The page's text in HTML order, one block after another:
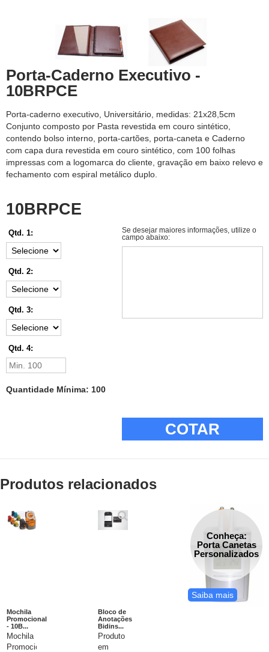
Porta-Caderno Executivo -
10BRPCE
Porta-caderno executivo, Universitário, medidas: 21x28,5cm
Conjunto composto por Pasta revestida em couro sintético,
contendo bolso interno, porta-cartões, porta-caneta e Caderno
com capa dura revestida em couro sintético, com 100 folhas
impressas com a logomarca do cliente, gravação em baixo relevo e
fechamento com espiral metálico duplo.
10BRPCE
Qtd. 1:
Qtd. 2:
Qtd. 3:
Qtd. 4:
Quantidade Mínima: 100
Se desejar maiores informações, utilize o
campo abaixo:
COTAR
Produtos relacionados
Mochila
Promocional
- 10B...
Mochila
Promocional.
Bloco de
Anotações
Bidins...
Produto
em
Conheça:
Porta Canetas
Personalizados
Saiba mais